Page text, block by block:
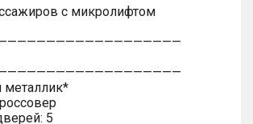
с микролифтом
металлик*
5